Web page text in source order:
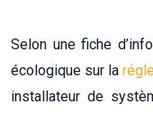
Selon une fiche
écologique sur la
installateur de